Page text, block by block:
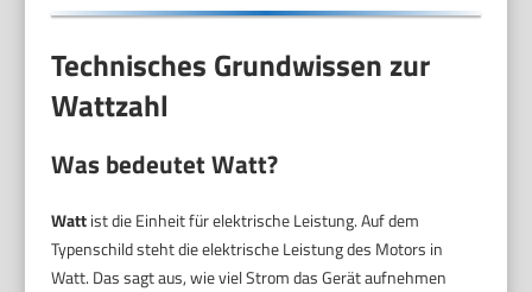
Technisches Grundwissen zur
Wattzahl
Was bedeutet Watt?
Wattist die Einheit für elektrische Leistung. Auf dem
Typenschild steht die elektrische Leistung des Motors in
Watt. Das sagt aus, wie viel Strom das Gerät aufnehmen